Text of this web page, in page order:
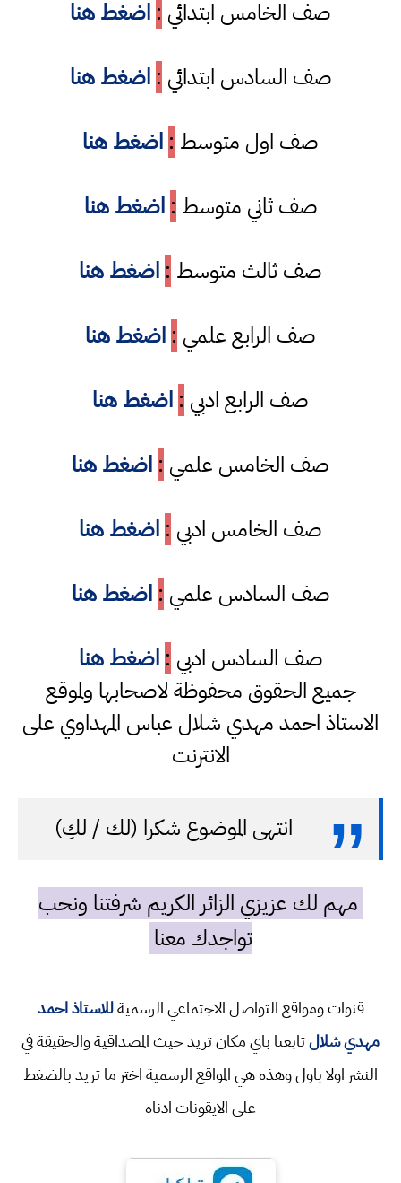
صف الخامس ابتدائي : اضغط هنا
صف السادس ابتدائي : اضغط هنا
صف اول متوسط : اضغط هنا
صف ثاني متوسط : اضغط هنا
صف ثالث متوسط : اضغط هنا
صف الرابع علمي : اضغط هنا
صف الرابع ادبي : اضغط هنا
صف الخامس علمي : اضغط هنا
صف الخامس ادبي : اضغط هنا
صف السادس علمي : اضغط هنا
صف السادس ادبي : اضغط هنا
جميع الحقوق محفوظة لاصحابها ولموقع
الاستاذ احمد مهدي شلال عباس المهداوي على
الانترنت
انتهى الموضوع شكرا (لك / لكِ)
مهم لك عزيزي الزائر الكريم شرفتنا ونحب
تواجدك معنا
قنوات ومواقع التواصل الاجتماعي الرسميةللاستاذ احمد
مهدي شلالتابعنا باي مكان تريد حيث المصداقية والحقيقة في
النشر اولا باول وهذه هي المواقع الرسمية اختر ما تريد بالضغط
على الايقونات ادناه